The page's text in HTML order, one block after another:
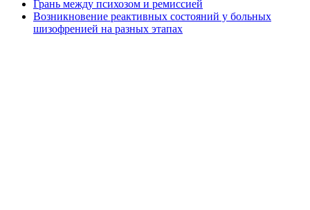
Грань между психозом и ремиссией
Возникновение реактивных состояний у больных
шизофренией на разных этапах